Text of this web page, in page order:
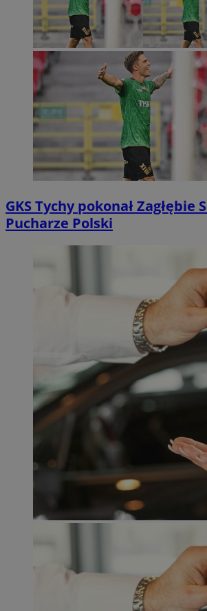
GKS Tychy pokonał Zagłębie
Pucharze Polski